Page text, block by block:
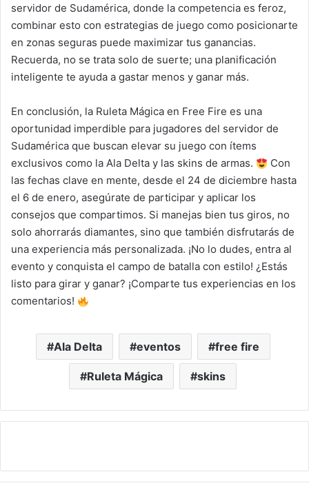
servidor de Sudamérica, donde la competencia es feroz,
combinar esto con estrategias de juego como posicionarte
en zonas seguras puede maximizar tus ganancias.
Recuerda, no se trata solo de suerte; una planificación
inteligente te ayuda a gastar menos y ganar más.
En conclusión, la Ruleta Mágica en Free Fire es una
oportunidad imperdible para jugadores del servidor de
Sudamérica que buscan elevar su juego con ítems
exclusivos como la Ala Delta y las skins de armas.
Con
las fechas clave en mente, desde el 24 de diciembre hasta
el 6 de enero, asegúrate de participar y aplicar los
consejos que compartimos. Si manejas bien tus giros, no
solo ahorrarás diamantes, sino que también disfrutarás de
una experiencia más personalizada. ¡No lo dudes, entra al
evento y conquista el campo de batalla con estilo! ¿Estás
listo para girar y ganar? ¡Comparte tus experiencias en los
comentarios!
Ala Delta eventos free fire
Ruleta Mágica skins